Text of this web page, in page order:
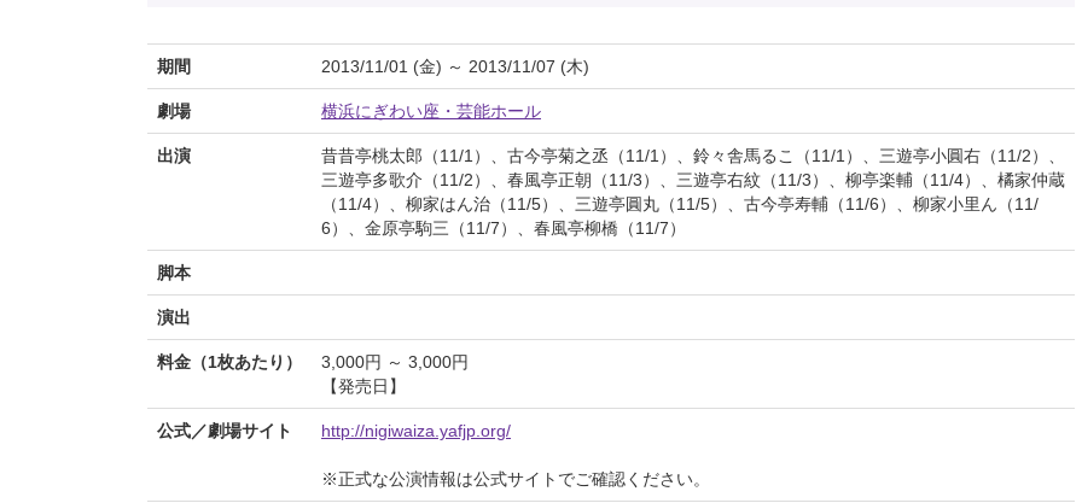
期間 2013/11/01 (金) ～ 2013/11/07 (木)
劇場 横浜にぎわい座・芸能ホール
出演
昔昔亭桃太郎（11/1）、古今亭菊之丞（11/1）、鈴々舎馬るこ（11/1）、三遊亭小圓右（11/2）、
三遊亭多歌介（11/2）、春風亭正朝（11/3）、三遊亭右紋（11/3）、柳亭楽輔（11/4）、橘家仲蔵
（11/4）、柳家はん治（11/5）、三遊亭圓丸（11/5）、古今亭寿輔（11/6）、柳家小里ん（11/
6）、金原亭駒三（11/7）、春風亭柳橋（11/7）
脚本
演出
料金（1枚あたり）
3,000円 ～ 3,000円
【発売日】
公式／劇場サイト http://nigiwaiza.yafjp.org/
※正式な公演情報は公式サイトでご確認ください。